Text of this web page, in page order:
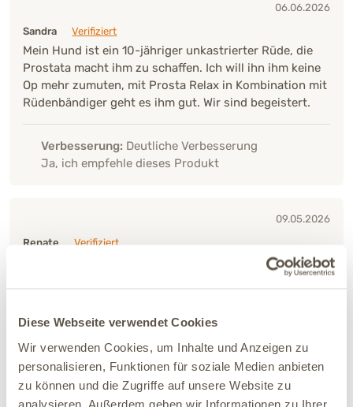
Diese Webseite verwendet Cookies
Wir verwenden Cookies, um Inhalte und Anzeigen zu
personalisieren, Funktionen für soziale Medien anbieten
zu können und die Zugriffe auf unsere Website zu
analysieren. Außerdem geben wir Informationen zu Ihrer
06.06.2026
Sandra
Verifiziert
Mein Hund ist ein 10-jähriger unkastrierter Rüde, die
Prostata macht ihm zu schaffen. Ich will ihn ihm keine
Op mehr zumuten, mit Prosta Relax in Kombination mit
Rüdenbändiger geht es ihm gut. Wir sind begeistert.
Verbesserung: Deutliche Verbesserung
Ja, ich empfehle dieses Produkt
09.05.2026
Renate
Verifiziert
Ja, ich empfehle dieses Produkt
Sabine
Verifiziert